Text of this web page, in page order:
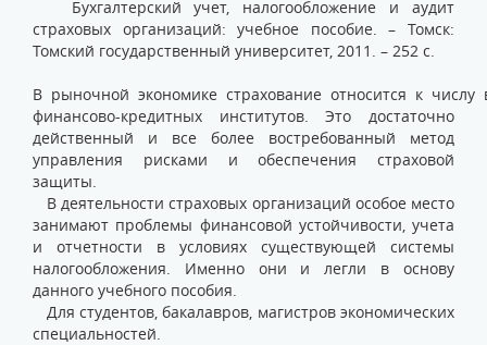
Бухгалтерский учет, налогообложение и аудит
страховых организаций: учебное пособие. – Томск:
Томский государственный университет, 2011. – 252 с.
В рыночной экономике страхование относится к числу
финансово-кредитных институтов. Это достаточно
действенный и все более востребованный метод
управления рисками и обеспечения страховой
защиты.
В деятельности страховых организаций особое место
занимают проблемы финансовой устойчивости, учета
и отчетности в условиях существующей системы
налогообложения. Именно они и легли в основу
данного учебного пособия.
Для студентов, бакалавров, магистров экономических
специальностей.